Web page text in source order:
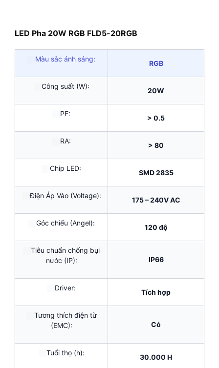
LED Pha 20W RGB FLD5-20RGB
Màu sắc ánh sáng:
RGB
Công suất (W):
20W
PF:
> 0.5
RA:
> 80
Chip LED:
SMD 2835
Điện Áp Vào (Voltage):
175 – 240V AC
Góc chiếu (Angel):
120 độ
Tiêu chuẩn chống bụi
nước (IP):
IP66
Driver:
Tích hợp
Tương thích điện từ
(EMC):
Có
Tuổi thọ (h):
30.000 H